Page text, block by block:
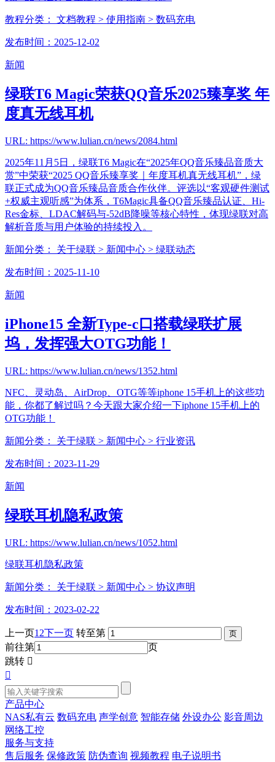
教程分类： 文档教程 > 使用指南 > 数码充电
发布时间：2025-12-02
新闻
绿联T6 Magic荣获QQ音乐2025臻享奖 年
度真无线耳机
URL: https://www.lulian.cn/news/2084.html
2025年11月5日，绿联T6 Magic在“2025年QQ音乐臻品音质大
赏”中荣获“2025 QQ音乐臻享奖｜年度耳机真无线耳机”，绿
联正式成为QQ音乐臻品音质合作伙伴。评选以“客观硬件测试
+权威主观听感”为体系，T6Magic具备QQ音乐臻品认证、Hi-
Res金标、LDAC解码与-52dB降噪等核心特性，体现绿联对高
解析音质与用户体验的持续投入。
新闻分类： 关于绿联 > 新闻中心 > 绿联动态
发布时间：2025-11-10
新闻
iPhone15 全新Type-c口搭载绿联扩展
坞，发挥强大OTG功能！
URL: https://www.lulian.cn/news/1352.html
NFC、灵动岛、AirDrop、OTG等等iphone 15手机上的这些功
能，你都了解过吗？今天跟大家介绍一下iphone 15手机上的
OTG功能！
新闻分类： 关于绿联 > 新闻中心 > 行业资讯
发布时间：2023-11-29
新闻
绿联耳机隐私政策
URL: https://www.lulian.cn/news/1052.html
绿联耳机隐私政策
新闻分类： 关于绿联 > 新闻中心 > 协议声明
发布时间：2023-02-22
上一页1 2下一页 转至第
前往第
页
跳转 

产品中心
NAS私有云 数码充电 声学创意 智能存储 外设办公 影音周边
网络工控
服务与支持
售后服务 保修政策 防伪查询 视频教程 电子说明书